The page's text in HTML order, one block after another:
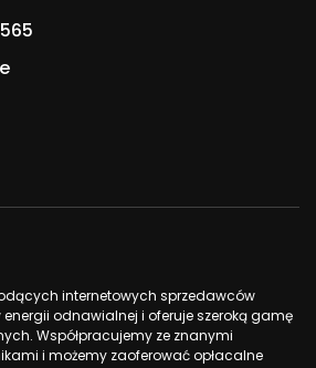
internetowych sprzedawców
odnawialnej i oferuje szeroką gamę
Współpracujemy ze znanymi
i możemy zaoferować opłacalne